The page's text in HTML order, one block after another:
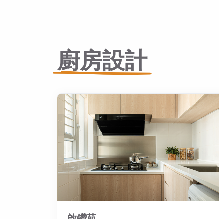
廚房設計